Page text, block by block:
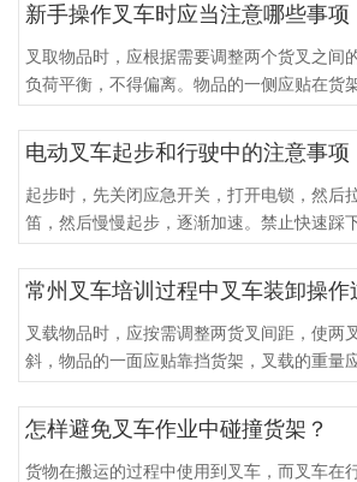
新手操作叉车时应当注意哪些事项
叉取物品时，应根据需要调整两个货叉之间
负荷平衡，不得偏离。物品的一侧应贴在货
电动叉车起步和行驶中的注意事项
起步时，先关闭应急开关，打开电锁，然后
笛，然后慢慢起步，逐渐加速。禁止快速踩
常州叉车培训过程中叉车装卸操作
叉载物品时，应按需调整两货叉间距，使两
斜，物品的一面应贴靠挡货架，叉载的重量
怎样避免叉车作业中碰撞货架？
货物在搬运的过程中使用到叉车，而叉车在